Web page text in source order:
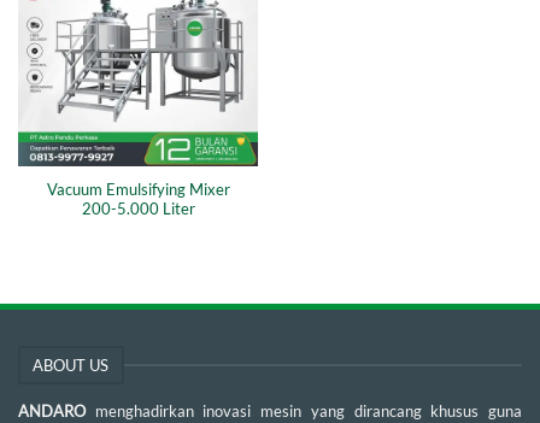
Vacuum Emulsifying Mixer
200-5.000 Liter
ABOUT US
ANDARO menghadirkan inovasi mesin yang dirancang khusus guna